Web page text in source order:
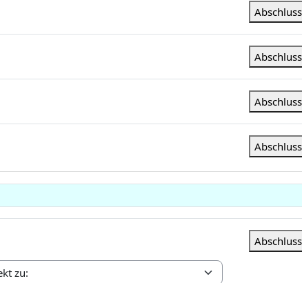
Abschluss
Abschluss
Abschluss
Abschluss
Abschluss